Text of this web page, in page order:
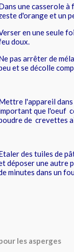
une casserole
d'orange et un
en une seule
doux.
pas arrêter de
et se décolle
l'appareil
que l'oeuf
de crevettes
des tuiles de
déposer une autre
minutes dans un
les asperges